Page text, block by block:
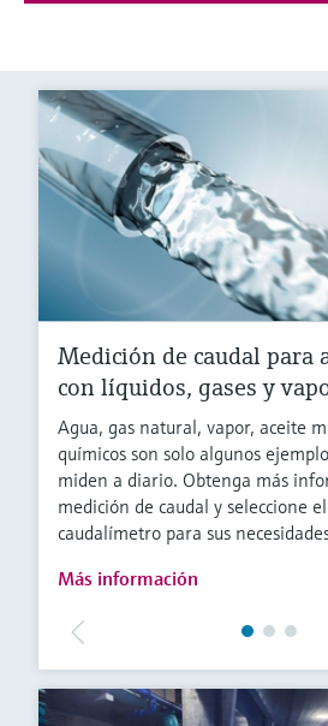
Medición de caudal para
con líquidos, gases y
Agua, gas natural, vapor, aceite
químicos son solo algunos
miden a diario. Obtenga más
medición de caudal y seleccione
caudalímetro para sus
Más información